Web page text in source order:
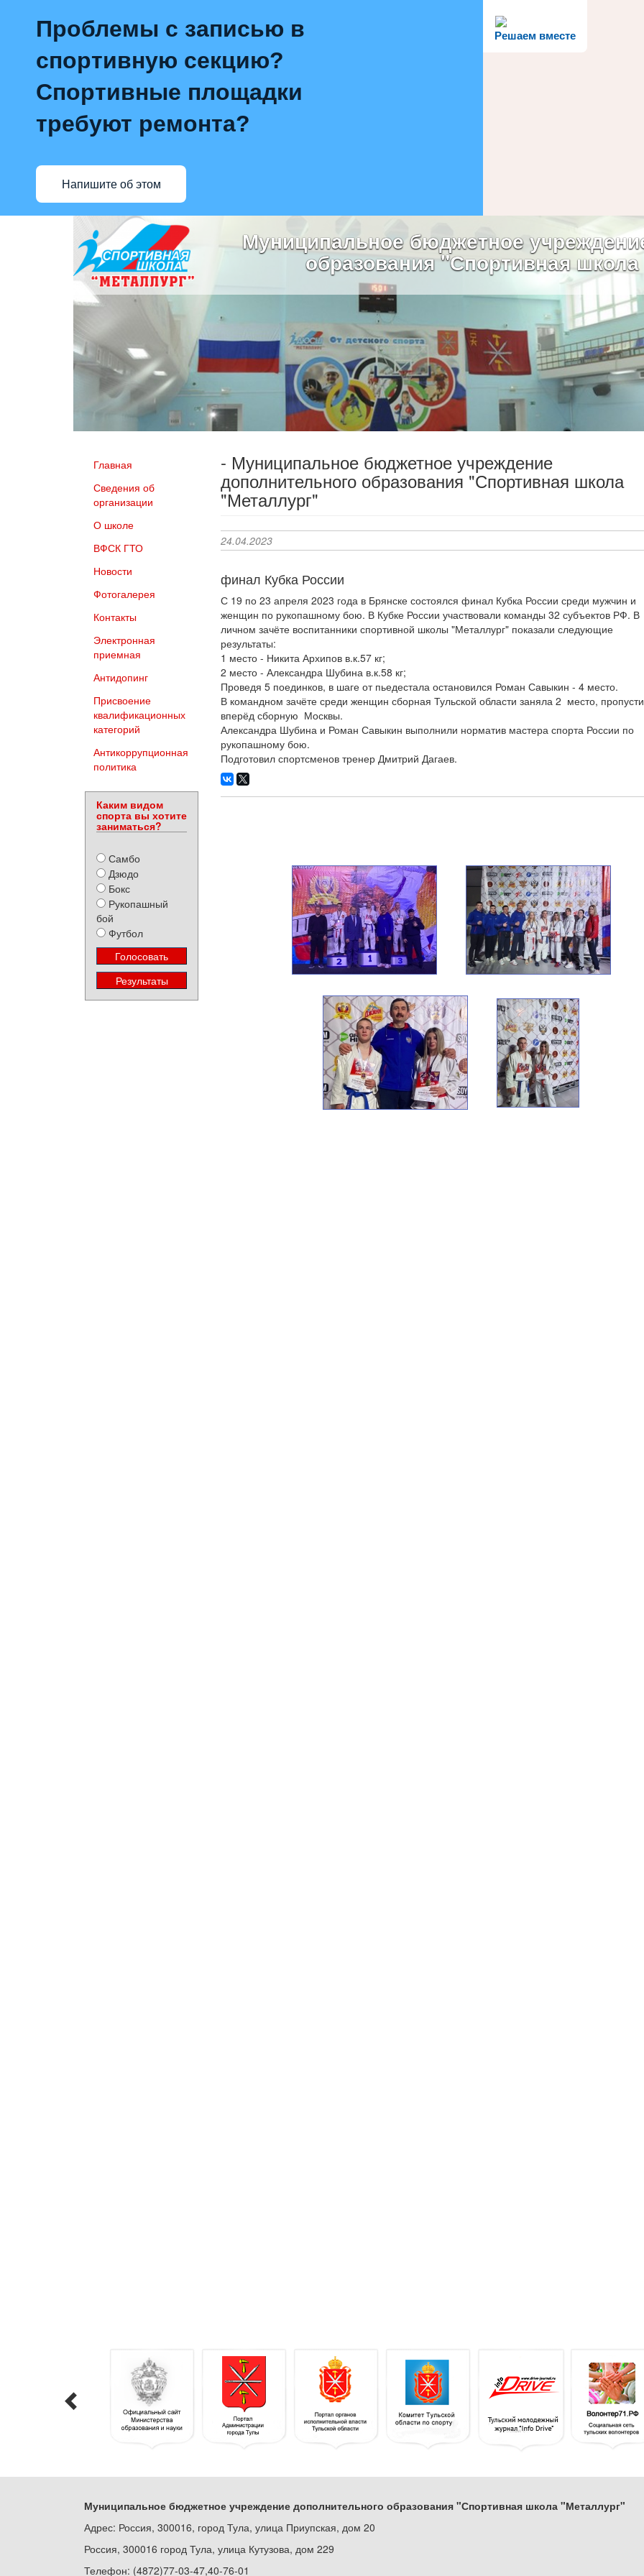
Решаем вместе
Проблемы с записью в
спортивную секцию?
Спортивные площадки
требуют ремонта?
Напишите об этом
Муниципальное бюджетное
образования "Спортивная
Главная
Сведения об
организации
О школе
ВФСК ГТО
Новости
Фотогалерея
Контакты
Электронная
приемная
Антидопинг
Присвоение
квалификационных
категорий
Антикоррупционная
политика
Каким видом
спорта вы хотите
заниматься?
Самбо
Дзюдо
Бокс
Рукопашный
бой
Футбол
- Муниципальное бюджетное учреждение
дополнительного образования "Спортивная школа
"Металлург"
24.04.2023
финал Кубка России
С 19 по 23 апреля 2023 года в Брянске состоялся финал Кубка России среди мужчин и
женщин по рукопашному бою. В Кубке России участвовали команды 32 субъектов РФ. В
личном зачёте воспитанники спортивной школы "Металлург" показали следующие
результаты:
1 место - Никита Архипов в.к.57 кг;
2 место - Александра Шубина в.к.58 кг;
Проведя 5 поединков, в шаге от пьедестала остановился Роман Савыкин - 4 место.
В командном зачёте среди женщин сборная Тульской области заняла 2 место,
вперёд сборную Москвы.
Александра Шубина и Роман Савыкин выполнили норматив мастера спорта России по
рукопашному бою.
Подготовил спортсменов тренер Дмитрий Дагаев.
Муниципальное бюджетное учреждение дополнительного образования "Спортивная школа "Металлург"
Адрес: Россия, 300016, город Тула, улица Приупская, дом 20
Россия, 300016 город Тула, улица Кутузова, дом 229
Телефон: (4872)77-03-47,40-76-01